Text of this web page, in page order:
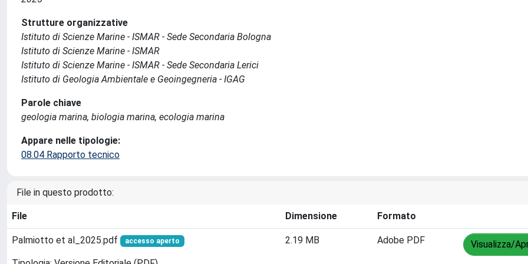
Strutture organizzative
Istituto di Scienze Marine - ISMAR - Sede Secondaria Bologna
Istituto di Scienze Marine - ISMAR
Istituto di Scienze Marine - ISMAR - Sede Secondaria Lerici
Istituto di Geologia Ambientale e Geoingegneria - IGAG
Parole chiave
geologia marina, biologia marina, ecologia marina
Appare nelle tipologie:
08.04 Rapporto tecnico
File in questo prodotto:
File Dimensione Formato
Palmiotto et al_2025.pdf accesso aperto 2.19 MB Adobe PDF Visualizza/